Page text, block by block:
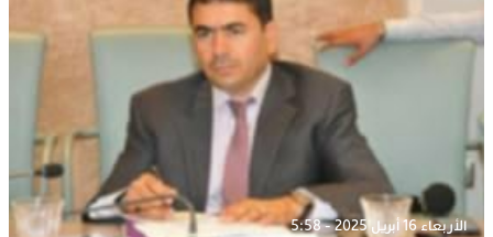
الأربعاء 16 أبريل 2025 - 5:58